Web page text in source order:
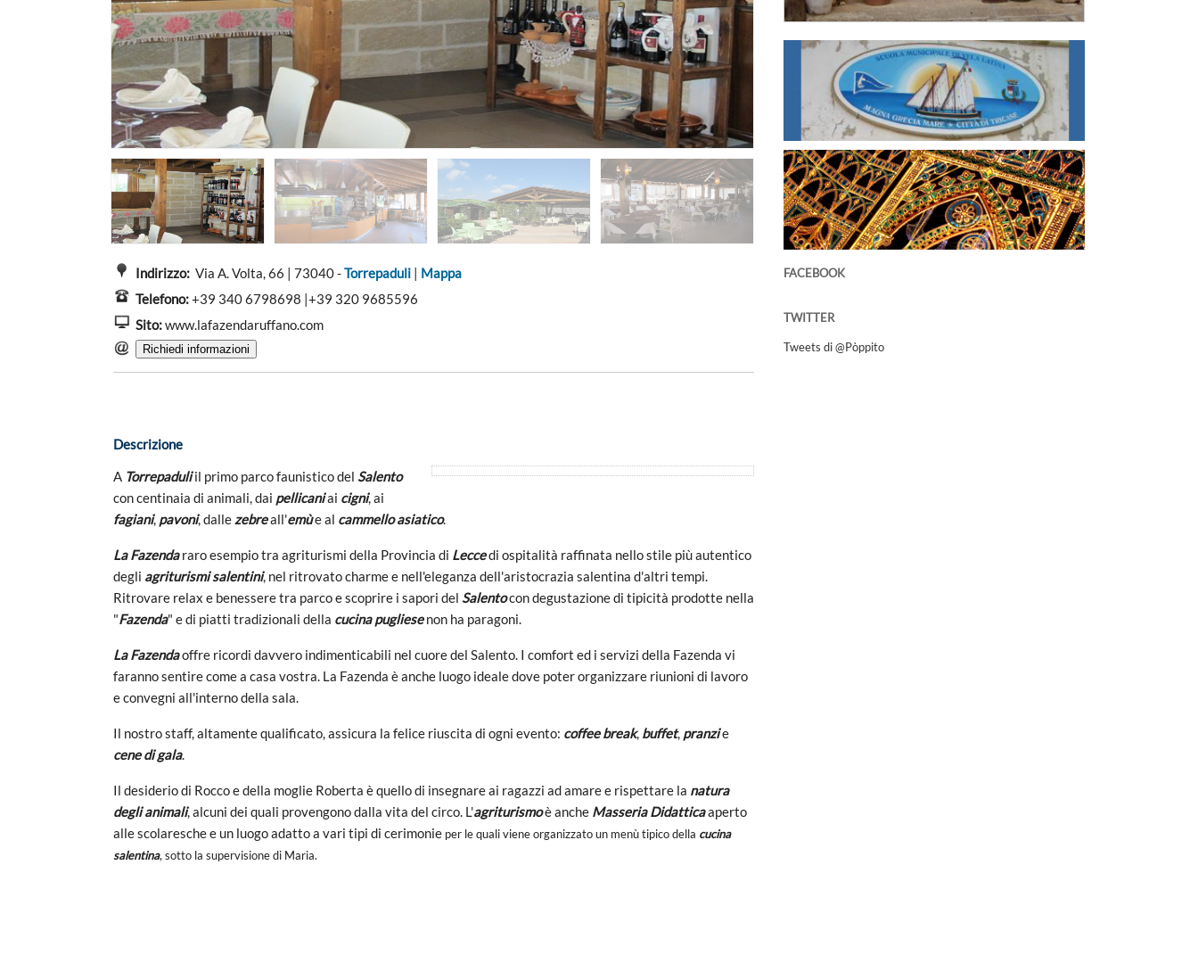
Indirizzo: Via A. Volta, 66 | 73040 -Torrepaduli | Mappa
Telefono:+39 340 6798698 |+39 320 9685596
Sito:www.lafazendaruffano.com
Descrizione
A Torrepaduli il primo parco faunistico del Salento
con centinaia di animali, dai pellicaniai cigni, ai
fagiani, pavoni, dalle zebreall'emùe al cammello asiatico.
La Fazendararo esempio tra agriturismi della Provincia di Leccedi ospitalità raffinata nello stile più autentico
degli agriturismi salentini, nel ritrovato charme e nell'eleganza dell'aristocrazia salentina d'altri tempi.
Ritrovare relax e benessere tra parco e scoprire i sapori del Salentocon degustazione di tipicità prodotte nella
"Fazenda" e di piatti tradizionali della cucina pugliesenon ha paragoni.
La Fazendaoffre ricordi davvero indimenticabili nel cuore del Salento. I comfort ed i servizi della Fazenda vi
faranno sentire come a casa vostra. La Fazenda è anche luogo ideale dove poter organizzare riunioni di lavoro
e convegni all'interno della sala.
Il nostro staff, altamente qualificato, assicura la felice riuscita di ogni evento: coffee break, buffet, pranzie
cene di gala.
Il desiderio di Rocco e della moglie Roberta è quello di insegnare ai ragazzi ad amare e rispettare la natura
degli animali, alcuni dei quali provengono dalla vita del circo. L'agriturismoè anche Masseria Didatticaaperto
alle scolaresche e un luogo adatto a vari tipi di cerimonie per le quali viene organizzato un menù tipico della cucina
salentina, sotto la supervisione di Maria.
FACEBOOK
TWITTER
Tweets di @Pòppito